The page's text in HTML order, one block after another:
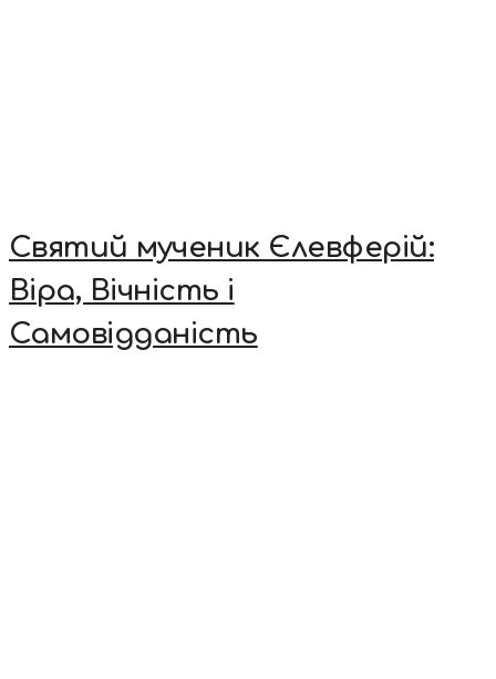
Святий мученик Єлевферій:
Віра, Вічність і
Самовідданість